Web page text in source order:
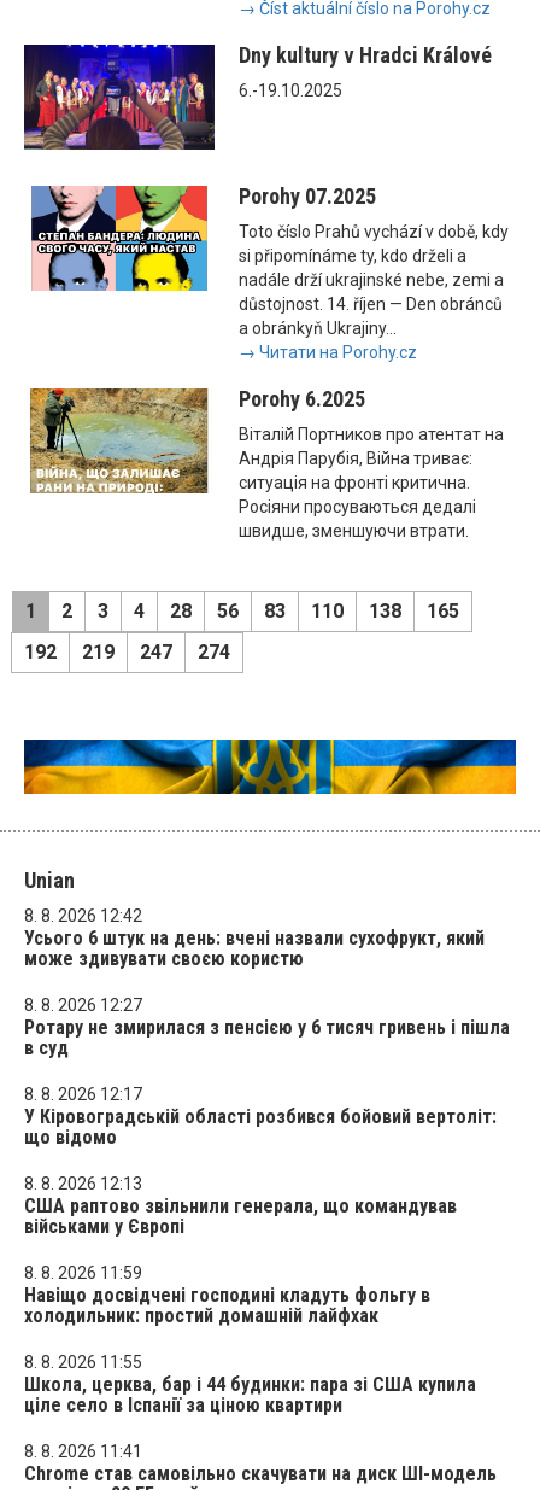
→ Číst aktuální číslo na Porohy.cz
Dny kultury v Hradci Králové
6.-19.10.2025
Porohy 07.2025
Toto číslo Prahů vychází v době, kdy
si připomínáme ty, kdo drželi a
nadále drží ukrajinské nebe, zemi a
důstojnost. 14. říjen — Den obránců
a obránkyň Ukrajiny...
→ Читати на Porohy.cz
Porohy 6.2025
Віталій Портников про атентат на
Андрія Парубія, Війна триває:
ситуація на фронті критична.
Росіяни просуваються дедалі
швидше, зменшуючи втрати.
1 2 3 4 28 56 83 110 138
165
192
219 247 274
Unian
8. 8. 2026 12:42
Усього 6 штук на день: вчені назвали сухофрукт, який
може здивувати своєю користю
8. 8. 2026 12:27
Ротару не змирилася з пенсією у 6 тисяч гривень і пішла
в суд
8. 8. 2026 12:17
У Кіровоградській області розбився бойовий вертоліт:
що відомо
8. 8. 2026 12:13
США раптово звільнили генерала, що командував
військами у Європі
8. 8. 2026 11:59
Навіщо досвідчені господині кладуть фольгу в
холодильник: простий домашній лайфхак
8. 8. 2026 11:55
Школа, церква, бар і 44 будинки: пара зі США купила
ціле село в Іспанії за ціною квартири
8. 8. 2026 11:41
Chrome став самовільно скачувати на диск ШІ-модель